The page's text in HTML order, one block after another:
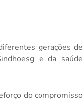
gerações de
e da saúde
do compromisso